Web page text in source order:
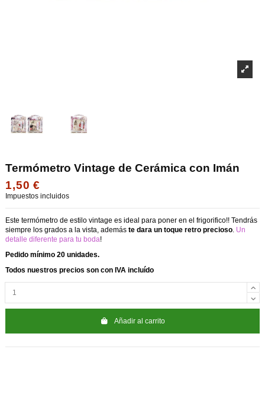
Termómetro Vintage de Cerámica con Imán
1,50 €
Impuestos incluidos
Este termómetro de estilo vintage es ideal para poner en el frigorifico!! Tendrás
siempre los grados a la vista, además te dara un toque retro precioso. Un
detalle diferente para tu boda!
Pedido mínimo 20 unidades.
Todos nuestros precios son con IVA incluído
Añadir al carrito